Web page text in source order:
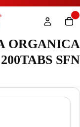
ORGANICA
SFN